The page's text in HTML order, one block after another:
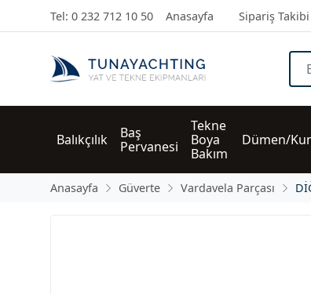
Tel: 0 232 712 10 50 Anasayfa Sipariş Takibi
Balıkçılık
Baş
Pervanesi
Tekne
Boya
Bakım
Dümen/
Anasayfa Güverte Vardavela Parçası